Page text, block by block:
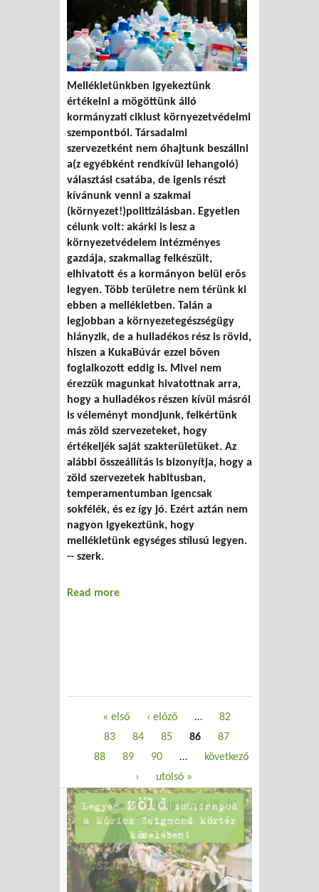
Mellékletünkben igyekeztünk
értékelni a mögöttünk álló
kormányzati ciklust környezetvédelmi
szempontból. Társadalmi
szervezetként nem óhajtunk beszállni
a(z egyébként rendkívül lehangoló)
választási csatába, de igenis részt
kívánunk venni a szakmai
(környezet!)politizálásban. Egyetlen
célunk volt: akárki is lesz a
környezetvédelem intézményes
gazdája, szakmailag felkészült,
elhivatott és a kormányon belül erõs
legyen. Több területre nem térünk ki
ebben a mellékletben. Talán a
legjobban a környezetegészségügy
hiányzik, de a hulladékos rész is rövid,
hiszen a KukaBúvár ezzel bõven
foglalkozott eddig is. Mivel nem
érezzük magunkat hivatottnak arra,
hogy a hulladékos részen kívül másról
is véleményt mondjunk, felkértünk
más zöld szervezeteket, hogy
értékeljék saját szakterületüket. Az
alábbi összeállítás is bizonyítja, hogy a
zöld szervezetek habitusban,
temperamentumban igencsak
sokfélék, és ez így jó. Ezért aztán nem
nagyon igyekeztünk, hogy
mellékletünk egységes stílusú legyen.
-- szerk.
Read more
Oldalak« első ‹ előző …
82
83
84 85 86
87
88
89 90 …
következő
›
utolsó »